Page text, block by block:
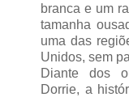
branca e um
tamanha
uma das
Unidos, sem
Diante dos
Dorrie, a